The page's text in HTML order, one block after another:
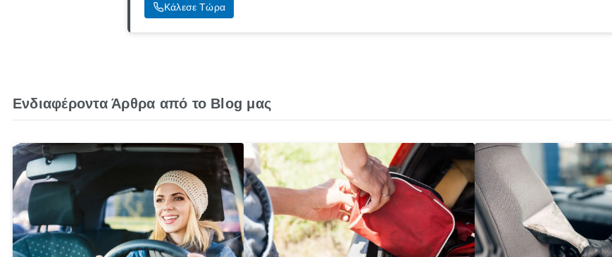
Κάλεσε Τώρα
Ενδιαφέροντα Άρθρα από το Blog μας